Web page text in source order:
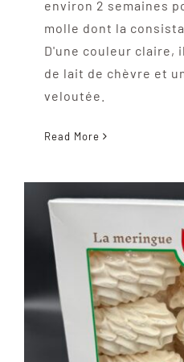
environ 2 semaines
molle dont la
D'une couleur claire,
de lait de chèvre et
veloutée.
Read More